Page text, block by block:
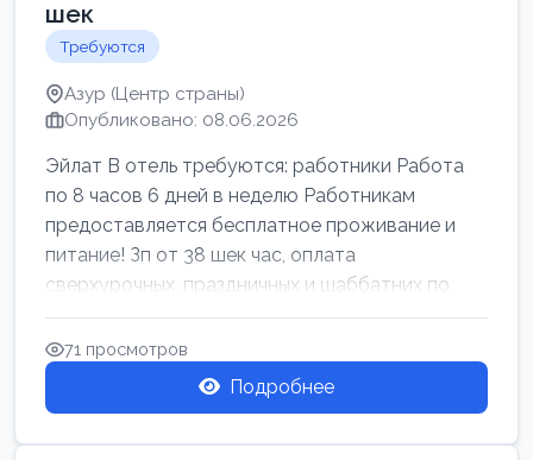
шек
Требуются
Азур (Центр страны)
Опубликовано: 08.06.2026
Эйлат В отель требуются: работники Работа
по 8 часов 6 дней в неделю Работникам
предоставляется бесплатное проживание и
питание! Зп от 38 шек час, оплата
сверхурочных, праздничных и шаббатних по
закон...
71 просмотров
Подробнее